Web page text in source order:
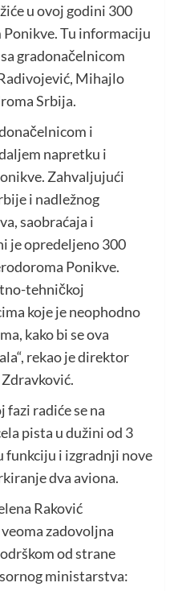
u ovoj godini 300
Tu informaciju
gradonačelnicom
Mihajlo
Srbija.
i
napretku i
Zahvaljujući
i nadležnog
saobraćaja i
je opredeljeno 300
Ponikve.
tehničkoj
koje je neophodno
kako bi se ova
rekao je direktor
fazi radiće se na
pista u dužini od 3
funkciju i izgradnji nove
dva aviona.
Raković
zadovoljna
od strane
ministarstva: